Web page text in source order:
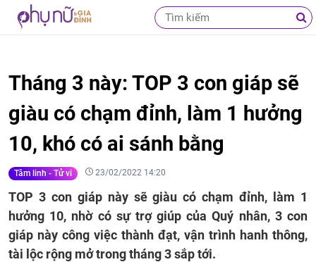
Tháng 3 này: TOP 3 con giáp sẽ
giàu có chạm đỉnh, làm 1 hưởng
10, khó có ai sánh bằng
Tâm linh - Tử vi 23/02/2022 14:20
TOP 3 con giáp này sẽ giàu có chạm đỉnh, làm 1
hưởng 10, nhờ có sự trợ giúp của Quý nhân, 3 con
giáp này công việc thành đạt, vận trình hanh thông,
tài lộc rộng mở trong tháng 3 sắp tới.